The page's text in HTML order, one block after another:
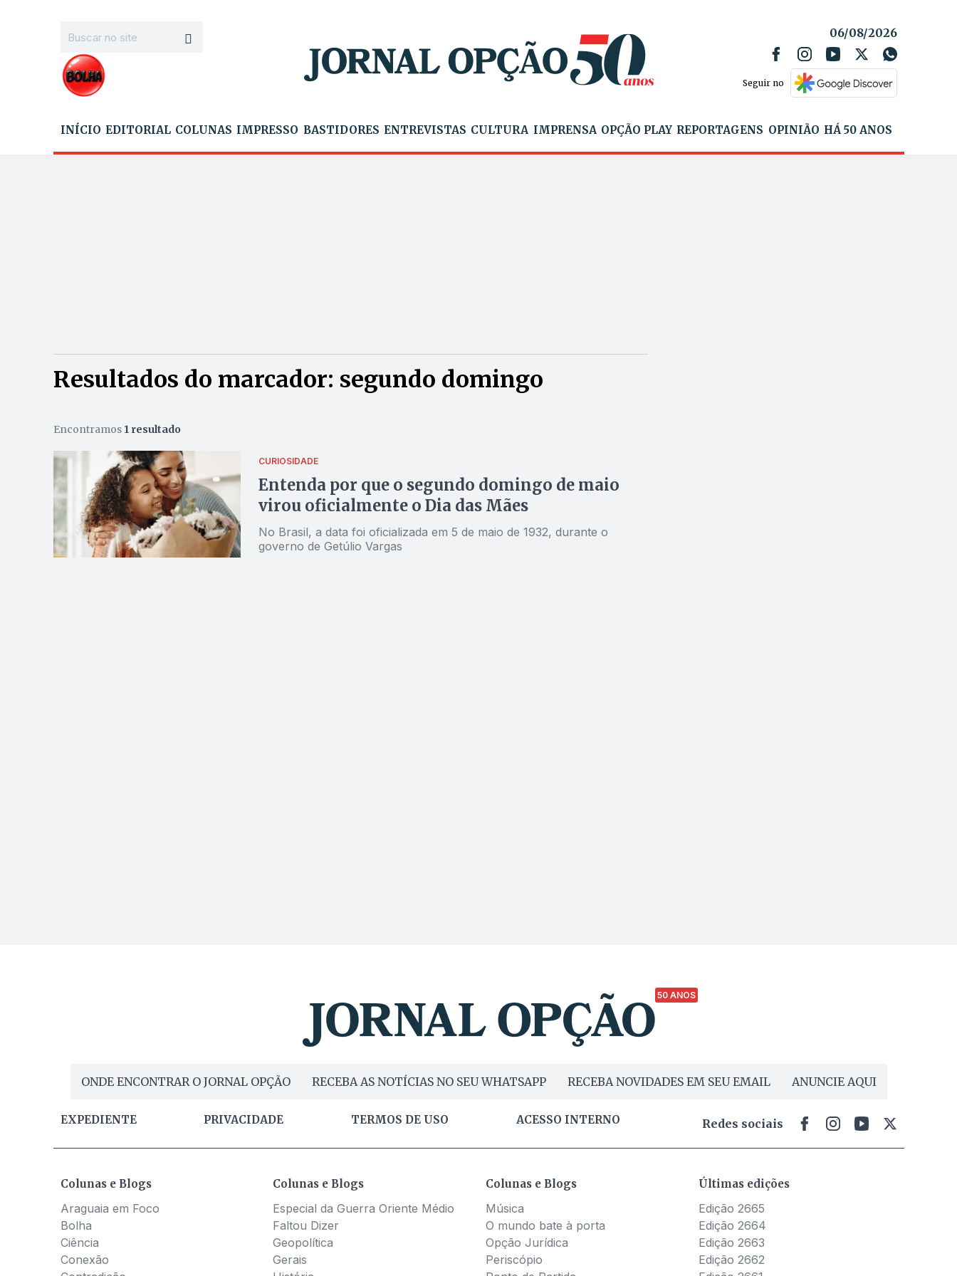
06/08/2026
Seguir no
INÍCIO EDITORIAL COLUNAS IMPRESSO BASTIDORES ENTREVISTAS CULTURA IMPRENSA OPÇÃO PLAY REPORTAGENS OPINIÃO HÁ 50 ANOS
Resultados do marcador: segundo domingo
Encontramos 1 resultado
CURIOSIDADE
Entenda por que o segundo domingo de maio
virou oficialmente o Dia das Mães
No Brasil, a data foi oficializada em 5 de maio de 1932, durante o
governo de Getúlio Vargas
50 ANOS
ONDE ENCONTRAR O JORNAL OPÇÃO RECEBA AS NOTÍCIAS NO SEU WHATSAPP RECEBA NOVIDADES EM SEU EMAIL ANUNCIE AQUI
EXPEDIENTE PRIVACIDADE TERMOS DE USO ACESSO INTERNO Redes sociais
Colunas e Blogs
Araguaia em Foco
Bolha
Ciência
Conexão
Colunas e Blogs
Especial da Guerra Oriente Médio
Faltou Dizer
Geopolítica
Gerais
Colunas e Blogs
Música
O mundo bate à porta
Opção Jurídica
Periscópio
Últimas edições
Edição 2665
Edição 2664
Edição 2663
Edição 2662